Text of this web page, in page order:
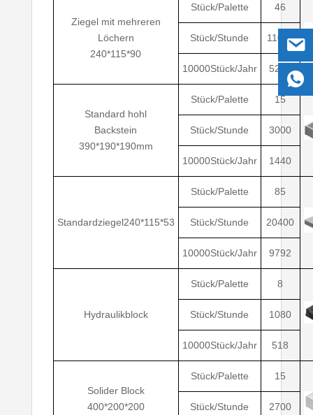
Ziegel mit mehreren
Löchern
240*115*90
Stück/Palette 46
Stück/Stunde 11040
10000Stück/Jahr 5299
Standard hohl
Backstein
390*190*190mm
Stück/Palette 15
Stück/Stunde 3000
10000Stück/Jahr 1440
Standardziegel240*115*53
Stück/Palette 85
Stück/Stunde 20400
10000Stück/Jahr 9792
Hydraulikblock
Stück/Palette 8
Stück/Stunde 1080
10000Stück/Jahr 518
Solider Block
400*200*200
Stück/Palette 15
Stück/Stunde 2700